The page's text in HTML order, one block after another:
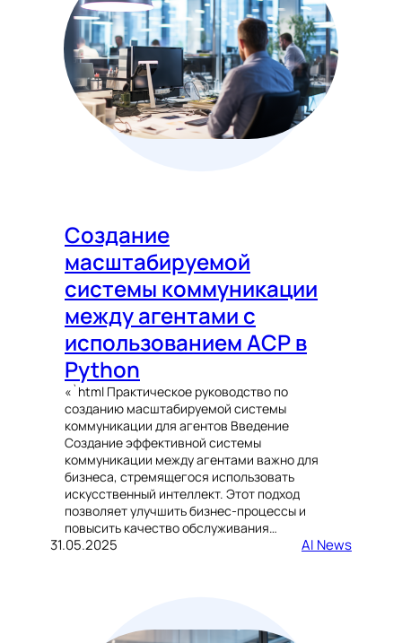
Создание
масштабируемой
системы коммуникации
между агентами с
использованием ACP в
Python
«`html Практическое руководство по
созданию масштабируемой системы
коммуникации для агентов Введение
Создание эффективной системы
коммуникации между агентами важно для
бизнеса, стремящегося использовать
искусственный интеллект. Этот подход
позволяет улучшить бизнес-процессы и
повысить качество обслуживания…
31.05.2025 AI News